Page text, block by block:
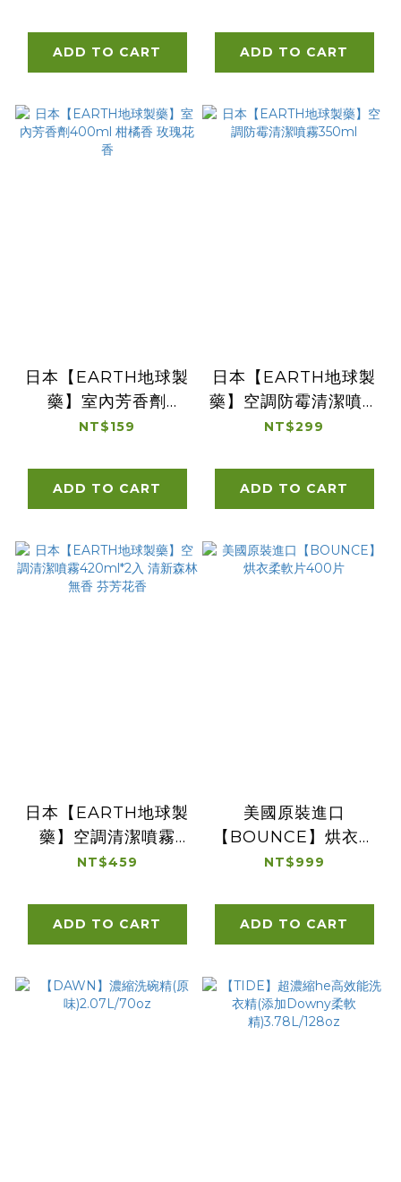
ADD TO CART ADD TO CART
日本【EARTH地球製
藥】室內芳香劑
400ml 柑橘香 玫瑰
NT$159
ADD TO CART
日本【EARTH地球製
藥】空調防霉清潔噴霧
350ml
NT$299
ADD TO CART
日本【EARTH地球製
藥】空調清潔噴霧
420ml*2入 清新森林
NT$459
ADD TO CART
美國原裝進口
【BOUNCE】烘衣柔
軟片400片
NT$999
ADD TO CART